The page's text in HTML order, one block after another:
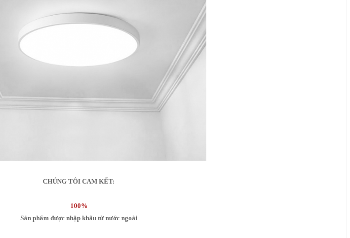
CHÚNG TÔI CAM KẾT:
100%
Sản phẩm được nhập khẩu từ nước ngoài